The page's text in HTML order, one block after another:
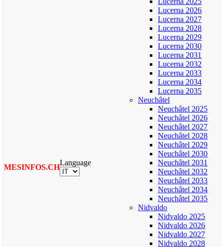
MESINFOS.CH
Language
Lucerna 2026
Lucerna 2027
Lucerna 2028
Lucerna 2029
Lucerna 2030
Lucerna 2031
Lucerna 2032
Lucerna 2033
Lucerna 2034
Lucerna 2035
Neuchâtel
Neuchâtel 2025
Neuchâtel 2026
Neuchâtel 2027
Neuchâtel 2028
Neuchâtel 2029
Neuchâtel 2030
Neuchâtel 2031
Neuchâtel 2032
Neuchâtel 2033
Neuchâtel 2034
Neuchâtel 2035
Nidvaldo
Nidvaldo 2025
Nidvaldo 2026
Nidvaldo 2027
Nidvaldo 2028